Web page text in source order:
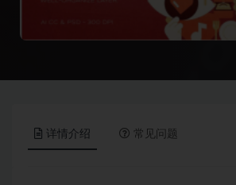
详情介绍 常见问题